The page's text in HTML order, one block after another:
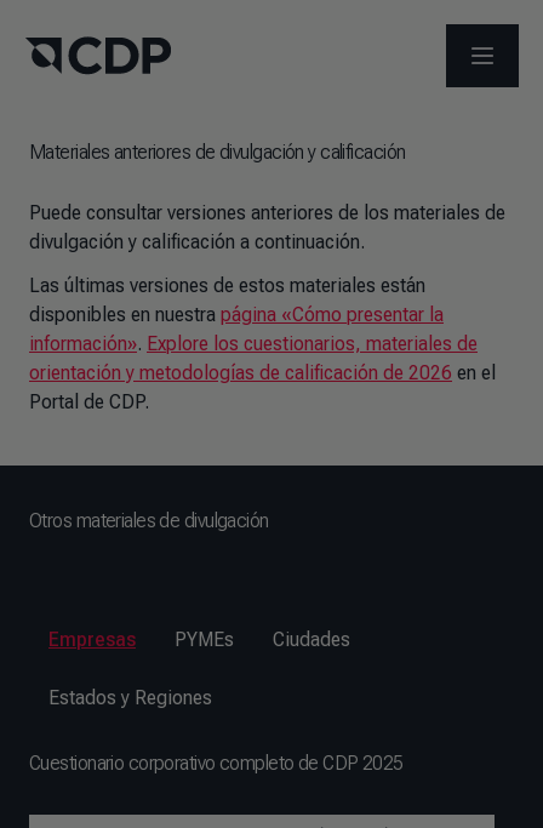
ABRIR
Materiales anteriores de divulgación y calificación
Puede consultar versiones anteriores de los materiales de
divulgación y calificación a continuación.
Las últimas versiones de estos materiales están
disponibles en nuestra página «Cómo presentar la
información». Explore los cuestionarios, materiales de
orientación y metodologías de calificación de 2026 en el
Portal de CDP.
Otros materiales de divulgación
Empresas PYMEs Ciudades
Estados y Regiones
Cuestionario corporativo completo de CDP 2025